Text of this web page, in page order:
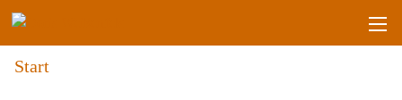
Start